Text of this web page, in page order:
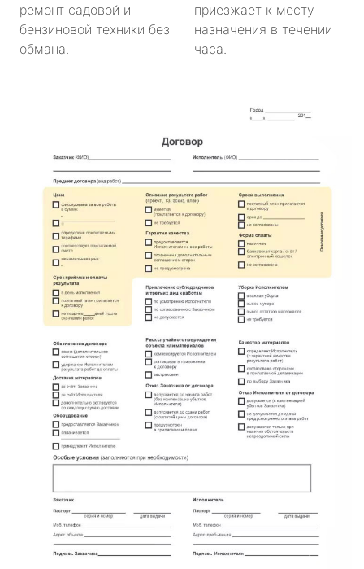
ремонт садовой и
бензиновой техники без
обмана.
приезжает к месту
назначения в течении
часа.